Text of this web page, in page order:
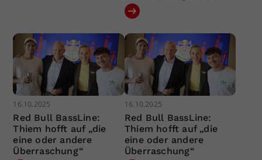
16.10.2025
Red Bull BassLine:
Thiem hofft auf „die
eine oder andere
Überraschung“
16.10.2025
Red Bull BassLine:
Thiem hofft auf „die
eine oder andere
Überraschung“